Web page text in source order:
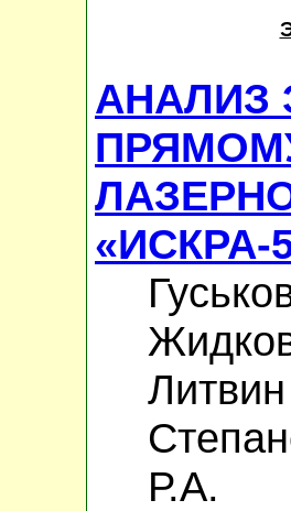
АНАЛИЗ
«ИСКРА-
Р.А.